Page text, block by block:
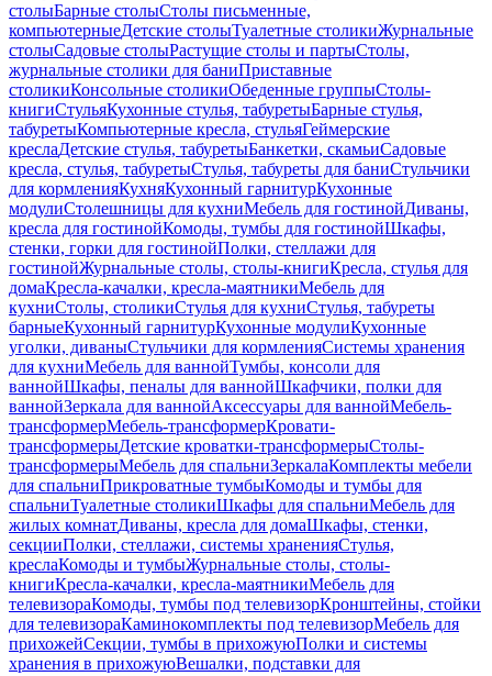
столыБарные столыСтолы письменные,
компьютерныеДетские столыТуалетные столикиЖурнальные
столыСадовые столыРастущие столы и партыСтолы,
журнальные столики для баниПриставные
столикиКонсольные столикиОбеденные группыСтолы-
книгиСтульяКухонные стулья, табуретыБарные стулья,
табуретыКомпьютерные кресла, стульяГеймерские
креслаДетские стулья, табуретыБанкетки, скамьиСадовые
кресла, стулья, табуретыСтулья, табуреты для баниСтульчики
для кормленияКухняКухонный гарнитурКухонные
модулиСтолешницы для кухниМебель для гостинойДиваны,
кресла для гостинойКомоды, тумбы для гостинойШкафы,
стенки, горки для гостинойПолки, стеллажи для
гостинойЖурнальные столы, столы-книгиКресла, стулья для
домаКресла-качалки, кресла-маятникиМебель для
кухниСтолы, столикиСтулья для кухниСтулья, табуреты
барныеКухонный гарнитурКухонные модулиКухонные
уголки, диваныСтульчики для кормленияСистемы хранения
для кухниМебель для ваннойТумбы, консоли для
ваннойШкафы, пеналы для ваннойШкафчики, полки для
ваннойЗеркала для ваннойАксессуары для ваннойМебель-
трансформерМебель-трансформерКровати-
трансформерыДетские кроватки-трансформерыСтолы-
трансформерыМебель для спальниЗеркалаКомплекты мебели
для спальниПрикроватные тумбыКомоды и тумбы для
спальниТуалетные столикиШкафы для спальниМебель для
жилых комнатДиваны, кресла для домаШкафы, стенки,
секцииПолки, стеллажи, системы храненияСтулья,
креслаКомоды и тумбыЖурнальные столы, столы-
книгиКресла-качалки, кресла-маятникиМебель для
телевизораКомоды, тумбы под телевизорКронштейны, стойки
для телевизораКаминокомплекты под телевизорМебель для
прихожейСекции, тумбы в прихожуюПолки и системы
хранения в прихожуюВешалки, подставки для